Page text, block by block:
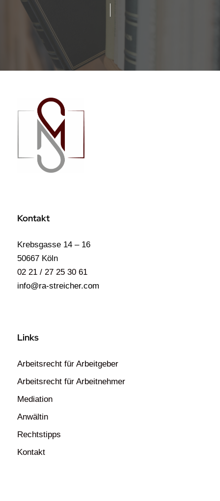
Kontakt
Krebsgasse 14 – 16
50667 Köln
02 21 / 27 25 30 61
info@ra-streicher.com
Links
Arbeitsrecht für Arbeitgeber
Arbeitsrecht für Arbeitnehmer
Mediation
Anwältin
Rechtstipps
Kontakt